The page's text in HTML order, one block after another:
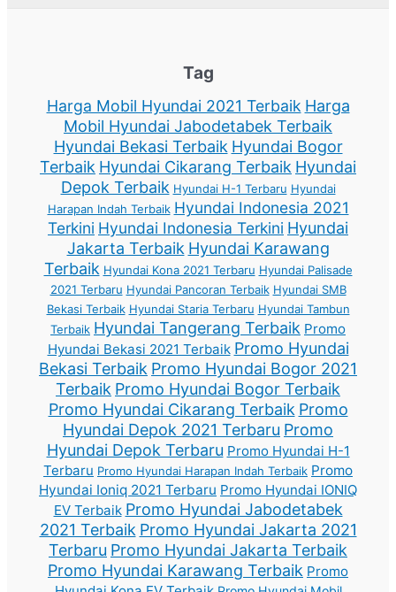
Tag
Harga Mobil Hyundai 2021 Terbaik Harga
Mobil Hyundai Jabodetabek Terbaik
Hyundai Bekasi Terbaik Hyundai Bogor
Terbaik Hyundai Cikarang Terbaik Hyundai
Depok Terbaik Hyundai H-1 Terbaru Hyundai
Harapan Indah Terbaik Hyundai Indonesia 2021
Terkini Hyundai Indonesia Terkini Hyundai
Jakarta Terbaik Hyundai Karawang
Terbaik Hyundai Kona 2021 Terbaru Hyundai Palisade
2021 Terbaru Hyundai Pancoran Terbaik Hyundai SMB
Bekasi Terbaik Hyundai Staria Terbaru Hyundai Tambun
Terbaik Hyundai Tangerang Terbaik Promo
Hyundai Bekasi 2021 Terbaik Promo Hyundai
Bekasi Terbaik Promo Hyundai Bogor 2021
Terbaik Promo Hyundai Bogor Terbaik
Promo Hyundai Cikarang Terbaik Promo
Hyundai Depok 2021 Terbaru Promo
Hyundai Depok Terbaru Promo Hyundai H-1
Terbaru Promo Hyundai Harapan Indah Terbaik Promo
Hyundai Ioniq 2021 Terbaru Promo Hyundai IONIQ
EV Terbaik Promo Hyundai Jabodetabek
2021 Terbaik Promo Hyundai Jakarta 2021
Terbaru Promo Hyundai Jakarta Terbaik
Promo Hyundai Karawang Terbaik Promo